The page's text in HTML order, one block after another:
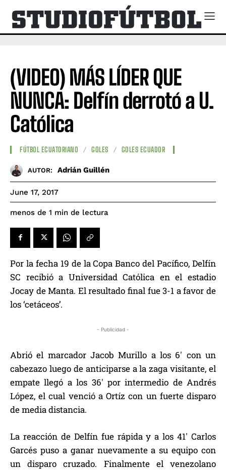
(VIDEO) MÁS LÍDER QUE
NUNCA: Delfín derrotó a U.
Católica
FÚTBOL ECUATORIANO GOLES GOLES ECUADOR
AUTOR: Adrián Guillén
June 17, 2017
menos de 1 min de lectura
Por la fecha 19 de la Copa Banco del Pacífico, Delfín
SC recibió a Universidad Católica en el estadio
Jocay de Manta. El resultado final fue 3-1 a favor de
los ‘cetáceos’.
- Publicidad -
Abrió el marcador Jacob Murillo a los 6′ con un
cabezazo luego de anticiparse a la zaga visitante, el
empate llegó a los 36′ por intermedio de Andrés
López, el cual venció a Ortíz con un fuerte disparo
de media distancia.
La reacción de Delfín fue rápida y a los 41′ Carlos
Garcés puso a ganar nuevamente a su equipo con
un disparo cruzado. Finalmente el venezolano